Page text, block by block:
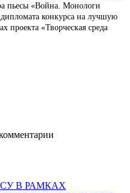
пьесы «Война. Монологи
конкурса на лучшую
проекта «Творческая среда